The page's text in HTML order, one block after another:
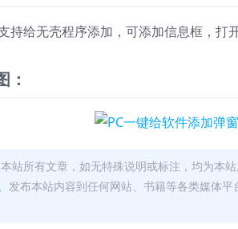
持给无壳程序添加，可添加信息框，打
：
站所有文章，如无特殊说明或标注，均为本
发布本站内容到任何网站、书籍等各类媒体